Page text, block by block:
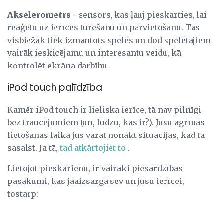
Akselerometrs - sensors, kas ļauj pieskarties, lai
reaģētu uz ierīces turēšanu un pārvietošanu. Tas
visbiežāk tiek izmantots spēlēs un dod spēlētājiem
vairāk ieskicējamu un interesantu veidu, kā
kontrolēt ekrāna darbību.
iPod touch palīdzība
Kamēr iPod touch ir lieliska ierīce, tā nav pilnīgi
bez traucējumiem (un, lūdzu, kas ir?). Jūsu agrīnās
lietošanas laikā jūs varat nonākt situācijās, kad tā
sasalst. Ja tā, tad atkārtojiet to .
Lietojot pieskārienu, ir vairāki piesardzības
pasākumi, kas jāaizsargā sev un jūsu ierīcei,
tostarp: